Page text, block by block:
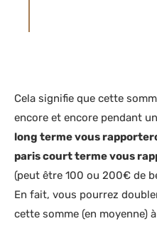
Cela signifie que cette
encore et encore pendant
long terme vous
paris court terme vous
(peut être 100 ou 200€ de
En fait, vous pourrez
cette somme (en moyenne)